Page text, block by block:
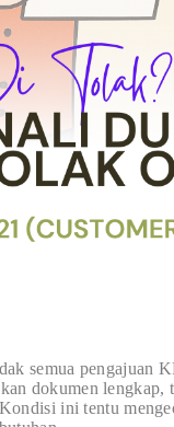
semua pengajuan
dokumen lengkap,
ini tentu